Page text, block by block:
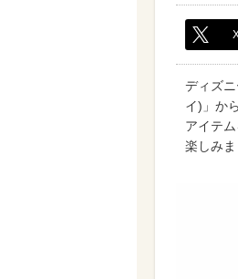
ディズ
イ)」か
アイテ
楽しみ